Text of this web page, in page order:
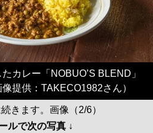
カレー「NOBUO’S BLEND」
提供：TAKECO1982さん）
きます。画像（2/6）
ルで次の写真 ↓